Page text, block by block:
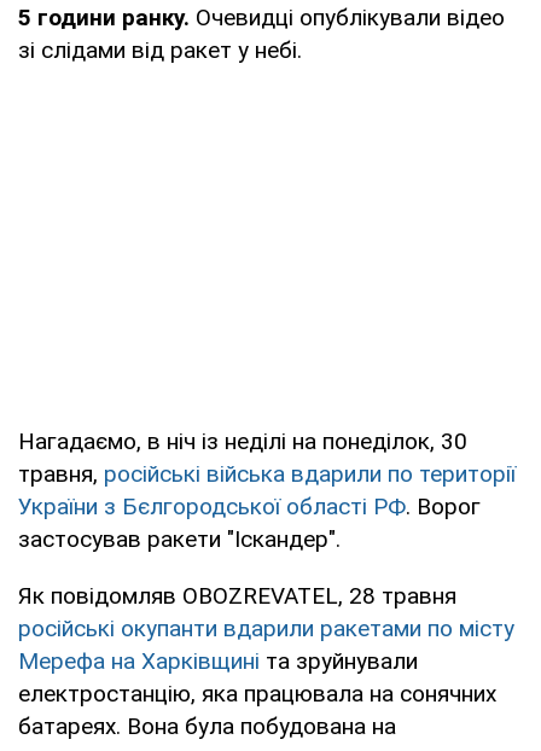
5 години ранку. Очевидці опублікували відео
зі слідами від ракет у небі.
Нагадаємо, в ніч із неділі на понеділок, 30
травня, російські війська вдарили по території
України з Бєлгородської області РФ. Ворог
застосував ракети "Іскандер".
Як повідомляв OBOZREVATEL, 28 травня
російські окупанти вдарили ракетами по місту
Мерефа на Харківщині та зруйнували
електростанцію, яка працювала на сонячних
батареях. Вона була побудована на